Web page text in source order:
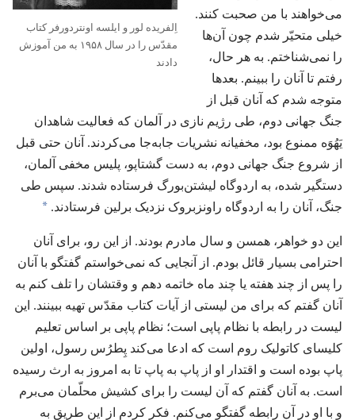
اِلفریده لور و ایلسه اونتردورفر کتاب
مقدّس را در سال ۱۹۵۸ به من آموزش
دادند
می‌خواهند با من صحبت کنند.‏
خیلی متحیّر شدم چون آن‌ها
را نمی‌شناختم.‏ به هر حال،‏
رفتم تا آنان را ببینم.‏ بعدها
متوجه شدم که آنان قبل از
جنگ جهانی دوم،‏ طی رژیم نازی در آلمان که فعالیت شاهدان
یَهُوَه ممنوع بود،‏ مخفیانه نشریات جابه‌جا می‌کردند.‏ آنان حتی قبل
از شروع جنگ جهانی دوم،‏ به دست گشتاپو،‏ پلیس مخفی آلمان،‏
دستگیر شده،‏ به اردوگاه لیشتن‌بورگ فرستاده شدند.‏ سپس طی
جنگ،‏ آنان را به اردوگاه راونزبروک نزدیک برلین فرستادند.‏ *
این دو خواهر،‏ همسن و سال مادرم بودند.‏ از این رو،‏ برای آنان
احترامی بسیار قائل بودم.‏ از آنجایی که نمی‌خواستم گفتگو با آنان
را پس از چند هفته یا چند ماه خاتمه دهم و وقتشان را تلف کنم به
آنان گفتم که برای من لیستی از آیات کتاب مقدّس تهیه ببینند.‏ این
لیست در رابطه با نظام پاپی است؛‏ نظام پاپی بر اساس تعلیم
کلیسای کاتولیک روم است که ادعا می‌کند پِطرُس رسول،‏ اولین
پاپ بوده است و اقتدار او از پاپ به پاپ تا به امروز به ارث رسیده
است.‏ به آنان گفتم که آن لیست را برای کشیش محلّمان می‌برم
و با او در آن رابطه گفتگو می‌کنم.‏ فکر کردم از این طریق به